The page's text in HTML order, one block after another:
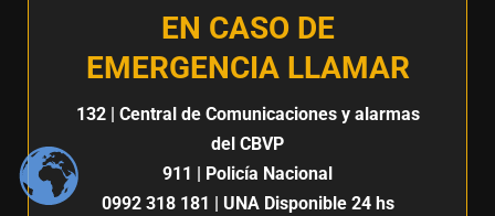
EN CASO DE
EMERGENCIA LLAMAR
132| Central de Comunicaciones y alarmas
del CBVP
911
| Policía Nacional
0992 318 181
| UNA Disponible 24 hs